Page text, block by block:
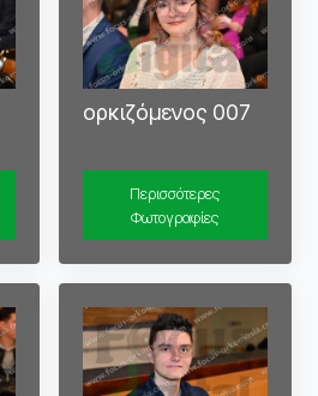
ορκιζόμενος 007
Περισσότερες
Φωτογραφίες